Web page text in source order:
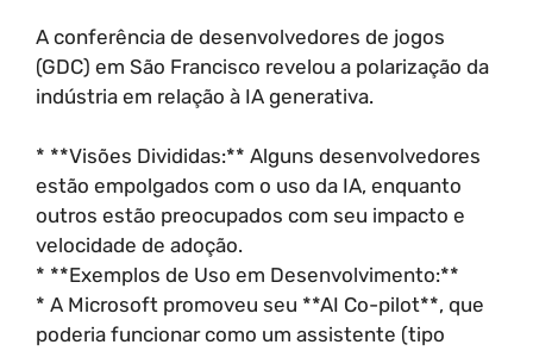
A conferência de desenvolvedores de jogos
(GDC) em São Francisco revelou a polarização da
indústria em relação à IA generativa.
* **Visões Divididas:** Alguns desenvolvedores
estão empolgados com o uso da IA, enquanto
outros estão preocupados com seu impacto e
velocidade de adoção.
* **Exemplos de Uso em Desenvolvimento:**
* A Microsoft promoveu seu **AI Co-pilot**, que
poderia funcionar como um assistente (tipo